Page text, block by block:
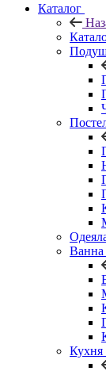
Каталог
Ванна
Кухня